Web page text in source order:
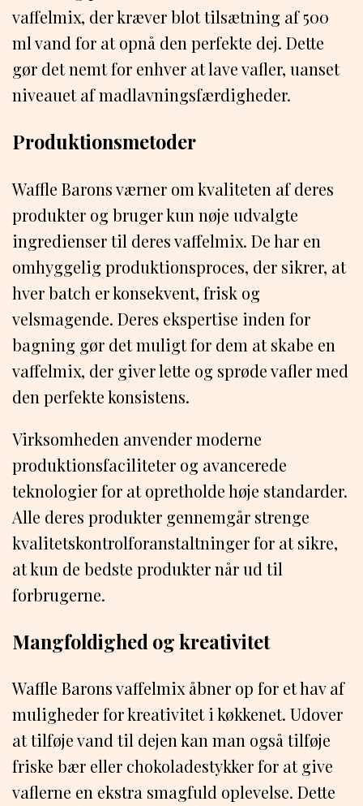
vaffelmix, der kræver blot tilsætning af 500
ml vand for at opnå den perfekte dej. Dette
gør det nemt for enhver at lave vafler, uanset
niveauet af madlavningsfærdigheder.
Produktionsmetoder
Waffle Barons værner om kvaliteten af deres
produkter og bruger kun nøje udvalgte
ingredienser til deres vaffelmix. De har en
omhyggelig produktionsproces, der sikrer, at
hver batch er konsekvent, frisk og
velsmagende. Deres ekspertise inden for
bagning gør det muligt for dem at skabe en
vaffelmix, der giver lette og sprøde vafler med
den perfekte konsistens.
Virksomheden anvender moderne
produktionsfaciliteter og avancerede
teknologier for at opretholde høje standarder.
Alle deres produkter gennemgår strenge
kvalitetskontrolforanstaltninger for at sikre,
at kun de bedste produkter når ud til
forbrugerne.
Mangfoldighed og kreativitet
Waffle Barons vaffelmix åbner op for et hav af
muligheder for kreativitet i køkkenet. Udover
at tilføje vand til dejen kan man også tilføje
friske bær eller chokoladestykker for at give
vaflerne en ekstra smagfuld oplevelse. Dette